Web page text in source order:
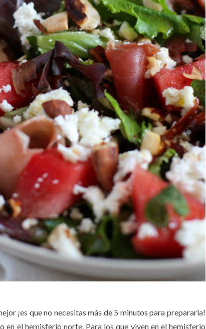
¡es que no necesitas más de 5 minutos para prepararla!
en el hemisferio norte. Para los que viven en el hemisferio